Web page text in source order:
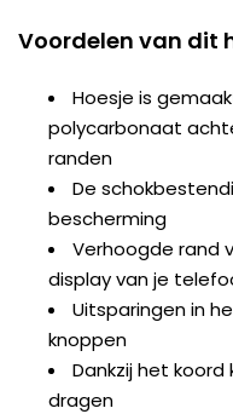
Voordelen van dit
Hoesje is
polycarbonaat
randen
De
bescherming
Verhoogde rand
display van je
Uitsparingen in
knoppen
Dankzij het koord
dragen